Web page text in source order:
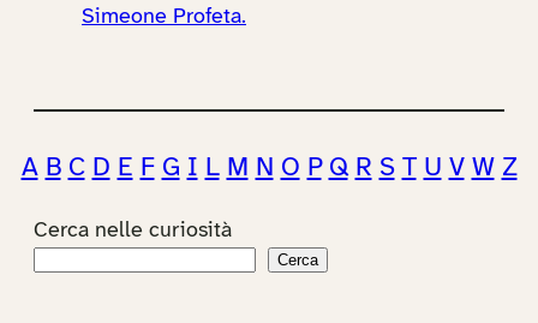
Simeone Profeta.
A B C D E F G I L M N O P Q R S T U V W Z
Cerca nelle curiosità
Cerca